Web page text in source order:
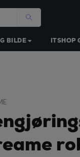
BILDE ITSHOP